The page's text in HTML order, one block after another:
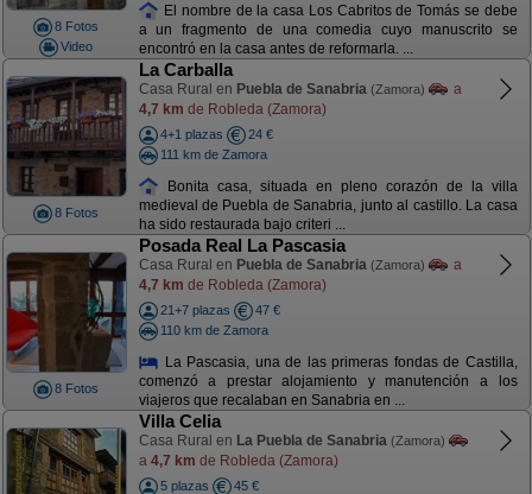
8 Fotos
Video
El nombre de la casa Los Cabritos de Tomás se debe
a un fragmento de una comedia cuyo manuscrito se
encontró en la casa antes de reformarla. ...
8 Fotos
La Carballa
Casa Rural en Puebla de Sanabria (Zamora)
a
4,7 km de Robleda (Zamora)
4+1 plazas
24 €
111 km de Zamora
Bonita casa, situada en pleno corazón de la villa
medieval de Puebla de Sanabria, junto al castillo. La casa
ha sido restaurada bajo criteri ...
8 Fotos
Posada Real La Pascasia
Casa Rural en Puebla de Sanabria (Zamora)
a
4,7 km de Robleda (Zamora)
21+7 plazas
47 €
110 km de Zamora
La Pascasia, una de las primeras fondas de Castilla,
comenzó a prestar alojamiento y manutención a los
viajeros que recalaban en Sanabria en ...
Villa Celia
Casa Rural en La Puebla de Sanabria (Zamora)
a 4,7 km de Robleda (Zamora)
5 plazas
45 €